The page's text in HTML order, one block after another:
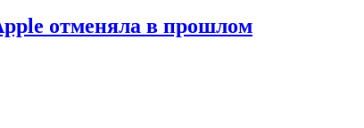
отменяла в прошлом